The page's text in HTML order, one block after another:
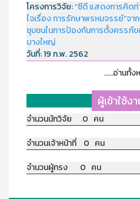
โครงการวิจัย:“ซีดี แสดงการคิดท่
ใจเรื่อง การรักษาพรหมจรรย์”จ
ชุมชนในการป้องกันการตั้งครรภ์ข
บางใหญ่
วันที่:19 ก.พ. 2562
.....อ่านทั้ง
ผู้เข้าใช้ง
จำนวนนักวิจัย 0 คน
จำนวนเจ้าหน้าที่ 0 คน
จำนวนผู้ทรง 0 คน